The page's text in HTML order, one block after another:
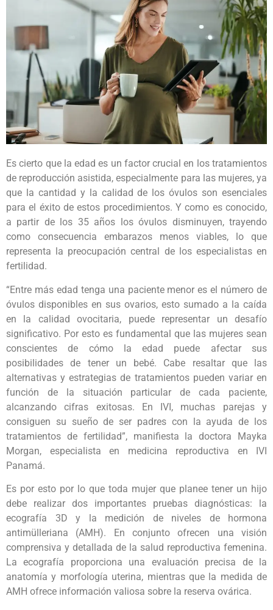
Es cierto que la edad es un factor crucial en los tratamientos
de reproducción asistida, especialmente para las mujeres, ya
que la cantidad y la calidad de los óvulos son esenciales
para el éxito de estos procedimientos. Y como es conocido,
a partir de los 35 años los óvulos disminuyen, trayendo
como consecuencia embarazos menos viables, lo que
representa la preocupación central de los especialistas en
fertilidad.
“Entre más edad tenga una paciente menor es el número de
óvulos disponibles en sus ovarios, esto sumado a la caída
en la calidad ovocitaria, puede representar un desafío
significativo. Por esto es fundamental que las mujeres sean
conscientes de cómo la edad puede afectar sus
posibilidades de tener un bebé. Cabe resaltar que las
alternativas y estrategias de tratamientos pueden variar en
función de la situación particular de cada paciente,
alcanzando cifras exitosas. En IVI, muchas parejas y
consiguen su sueño de ser padres con la ayuda de los
tratamientos de fertilidad”, manifiesta la doctora Mayka
Morgan, especialista en medicina reproductiva en IVI
Panamá.
Es por esto por lo que toda mujer que planee tener un hijo
debe realizar dos importantes pruebas diagnósticas: la
ecografía 3D y la medición de niveles de hormona
antimülleriana (AMH). En conjunto ofrecen una visión
comprensiva y detallada de la salud reproductiva femenina.
La ecografía proporciona una evaluación precisa de la
anatomía y morfología uterina, mientras que la medida de
AMH ofrece información valiosa sobre la reserva ovárica.